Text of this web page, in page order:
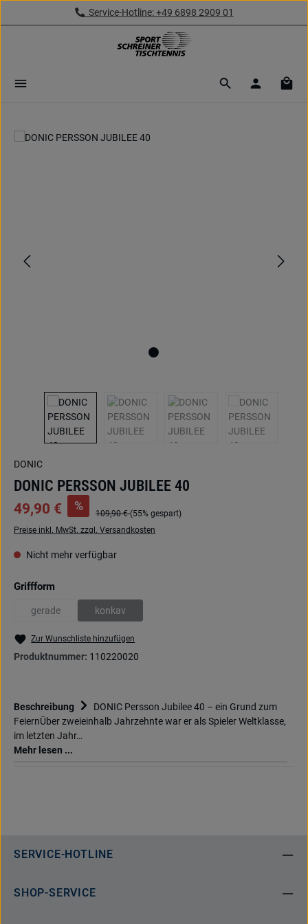
Zum Hauptinhalt springenService-Hotline: +49 6898 2909 01
Bildergalerie überspringen
DONIC
DONIC PERSSON JUBILEE 40
49,90 € %
109,90 €(55% gespart)
Preise inkl. MwSt. zzgl. Versandkosten
Nicht mehr verfügbar
Griffform
gerade
(Diese Option ist zurzeit nicht verfügbar.)
konkav
(Diese Option ist zurzeit nicht verfügbar.)
Zur Wunschliste hinzufügen
Produktnummer: 110220020
Beschreibung
DONIC Persson Jubilee 40 – ein Grund zum
FeiernÜber zweieinhalb Jahrzehnte war er als Spieler Weltklasse,
im letzten Jahr…
Mehr lesen ...
SERVICE-HOTLINE
SHOP-SERVICE